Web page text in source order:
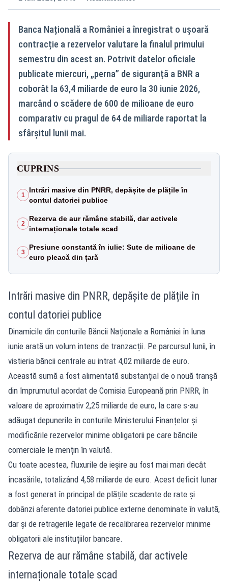
Banca Națională a României a înregistrat o ușoară
contracție a rezervelor valutare la finalul primului
semestru din acest an. Potrivit datelor oficiale
publicate miercuri, „perna” de siguranță a BNR a
coborât la 63,4 miliarde de euro la 30 iunie 2026,
marcând o scădere de 600 de milioane de euro
comparativ cu pragul de 64 de miliarde raportat la
sfârșitul lunii mai.
CUPRINS
1
Intrări masive din PNRR, depășite de plățile în
contul datoriei publice
2
Rezerva de aur rămâne stabilă, dar activele
internaționale totale scad
3
Presiune constantă în iulie: Sute de milioane de
euro pleacă din țară
Intrări masive din PNRR, depășite de plățile în
contul datoriei publice
Dinamicile din conturile Băncii Naționale a României în luna
iunie arată un volum intens de tranzacții. Pe parcursul lunii, în
vistieria băncii centrale au intrat 4,02 miliarde de euro.
Această sumă a fost alimentată substanțial de o nouă tranșă
din împrumutul acordat de Comisia Europeană prin PNRR, în
valoare de aproximativ 2,25 miliarde de euro, la care s-au
adăugat depunerile în conturile Ministerului Finanțelor și
modificările rezervelor minime obligatorii pe care băncile
comerciale le mențin în valută.
Cu toate acestea, fluxurile de ieșire au fost mai mari decât
încasările, totalizând 4,58 miliarde de euro. Acest deficit lunar
a fost generat în principal de plățile scadente de rate și
dobânzi aferente datoriei publice externe denominate în valută,
dar și de retragerile legate de recalibrarea rezervelor minime
obligatorii ale instituțiilor bancare.
Rezerva de aur rămâne stabilă, dar activele
internaționale totale scad